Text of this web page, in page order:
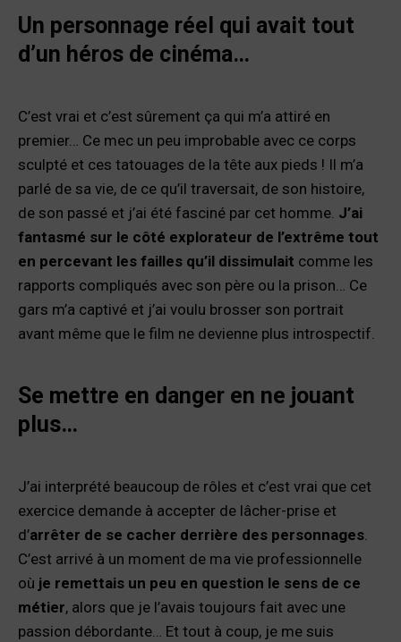
Un personnage réel qui avait tout
d’un héros de cinéma…
C’est vrai et c’est sûrement ça qui m’a attiré en
premier… Ce mec un peu improbable avec ce corps
sculpté et ces tatouages de la tête aux pieds ! Il m’a
parlé de sa vie, de ce qu’il traversait, de son histoire,
de son passé et j’ai été fasciné par cet homme. J’ai
fantasmé sur le côté explorateur de l’extrême tout
en percevant les failles qu’il dissimulait comme les
rapports compliqués avec son père ou la prison… Ce
gars m’a captivé et j’ai voulu brosser son portrait
avant même que le film ne devienne plus introspectif.
Se mettre en danger en ne jouant
plus…
J’ai interprété beaucoup de rôles et c’est vrai que cet
exercice demande à accepter de lâcher-prise et
d’arrêter de se cacher derrière des personnages.
C’est arrivé à un moment de ma vie professionnelle
où je remettais un peu en question le sens de ce
métier, alors que je l’avais toujours fait avec une
passion débordante… Et tout à coup, je me suis